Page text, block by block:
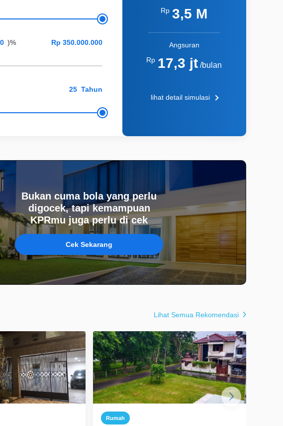
)%
Tahun
Rp 3,5 M
Angsuran
Rp 17,3 jt /bulan
lihat detail simulasi
Bukan cuma bola yang perlu
digocek, tapi kemampuan
KPRmu juga perlu di cek
Cek Sekarang
Lihat Semua Rekomendasi
Rumah